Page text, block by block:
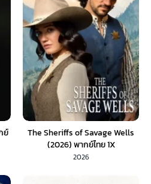
ย์
The Sheriffs of Savage Wells
(2026) พากย์ไทย 1X
2026